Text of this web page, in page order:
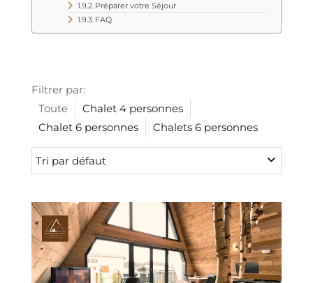
Préparer votre Séjour
FAQ
Filtrer par:
Toute
Chalet 4 personnes
Chalet 6 personnes
Chalets 6 personnes